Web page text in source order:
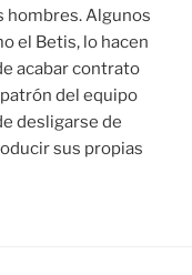
hombres. Algunos
el Betis, lo hacen
acabar contrato
del equipo
desligarse de
sus propias